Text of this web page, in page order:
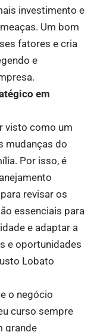
investimento e
Um bom
fatores e cria
e
em
visto como um
mudanças do
Por isso, é
revisar os
essenciais para
e adaptar a
e oportunidades
Lobato
o negócio
curso sempre
grande